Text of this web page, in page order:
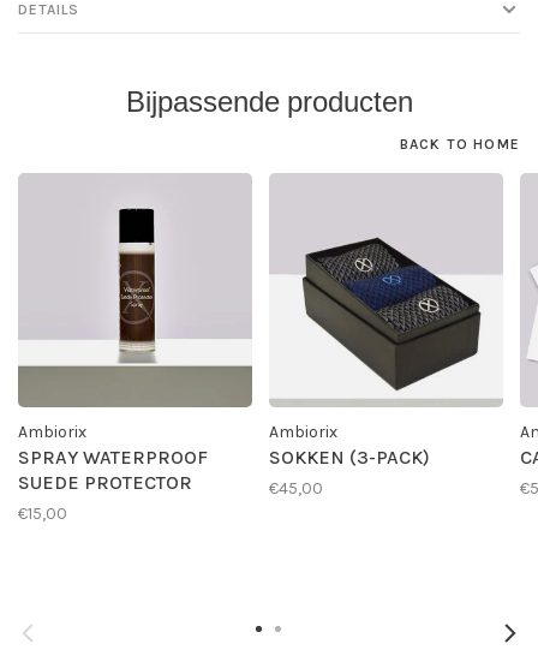
DETAILS
Bijpassende producten
BACK TO HOME
Ambiorix
SPRAY WATERPROOF
SUEDE PROTECTOR
€15,00
Ambiorix
SOKKEN (3-PACK)
€45,00